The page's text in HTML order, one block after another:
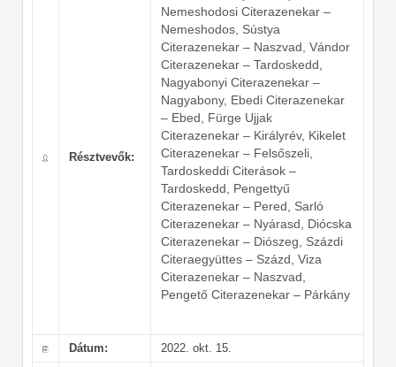
Résztvevők:
Nemeshodosi Citerazenekar –
Nemeshodos, Sústya
Citerazenekar – Naszvad, Vándor
Citerazenekar – Tardoskedd,
Nagyabonyi Citerazenekar –
Nagyabony, Ebedi Citerazenekar
– Ebed, Fürge Ujjak
Citerazenekar – Királyrév, Kikelet
Citerazenekar – Felsőszeli,
Tardoskeddi Citerások –
Tardoskedd, Pengettyű
Citerazenekar – Pered, Sarló
Citerazenekar – Nyárasd, Diócska
Citerazenekar – Diószeg, Százdi
Citeraegyüttes – Százd, Viza
Citerazenekar – Naszvad,
Pengető Citerazenekar – Párkány
Dátum: 2022. okt. 15.